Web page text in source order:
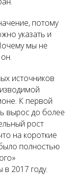
потому
указать и
мы не
источников
К первой
вырос до более
рост
на короткие
полностью
в 2017 году.